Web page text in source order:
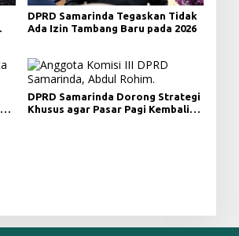
DPRD Samarinda Tegaskan Tidak
Ada Izin Tambang Baru pada 2026
DPRD Samarinda Dorong Strategi
Khusus agar Pasar Pagi Kembali